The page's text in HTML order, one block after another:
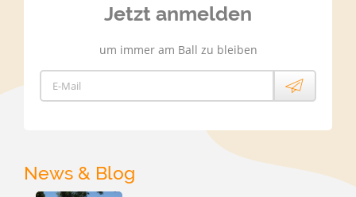
Jetzt anmelden
um immer am Ball zu bleiben
E-Mail
News & Blog